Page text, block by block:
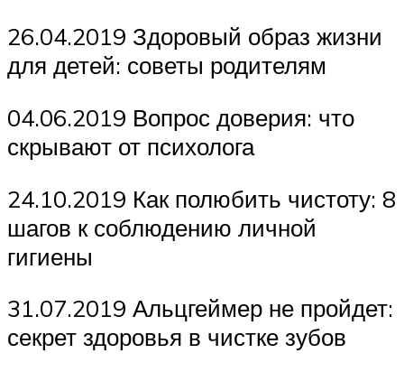
26.04.2019 Здоровый образ жизни
для детей: советы родителям
04.06.2019 Вопрос доверия: что
скрывают от психолога
24.10.2019 Как полюбить чистоту: 8
шагов к соблюдению личной
гигиены
31.07.2019 Альцгеймер не пройдет:
секрет здоровья в чистке зубов